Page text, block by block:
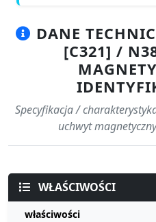
DANE
[C321] /
Specyfikacja /
uchwyt
WŁAŚCIWOŚCI
właściwości